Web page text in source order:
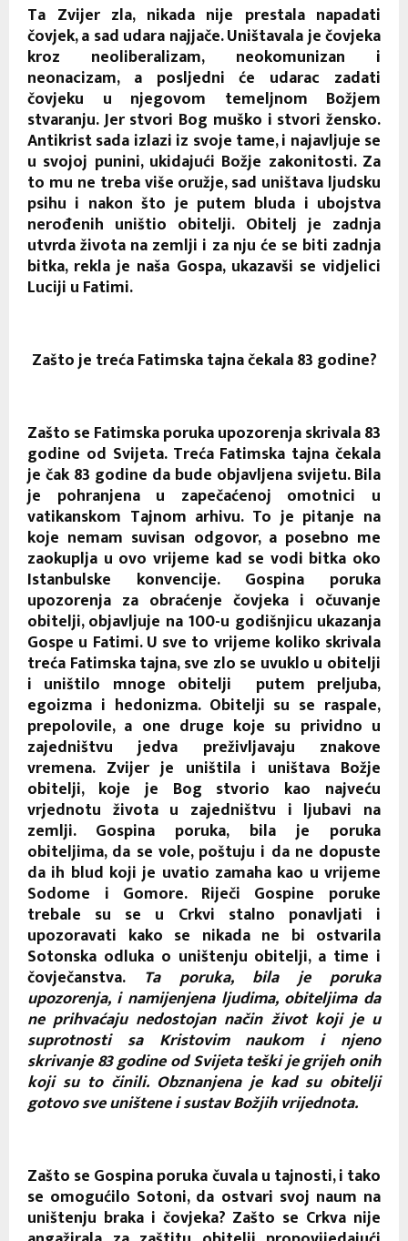
Ta Zvijer zla, nikada nije prestala napadati
čovjek, a sad udara najjače. Uništavala je čovjeka
kroz neoliberalizam, neokomunizan i
neonacizam, a posljedni će udarac zadati
čovjeku u njegovom temeljnom Božjem
stvaranju. Jer stvori Bog muško i stvori žensko.
Antikrist sada izlazi iz svoje tame, i najavljuje se
u svojoj punini, ukidajući Božje zakonitosti. Za
to mu ne treba više oružje, sad uništava ljudsku
psihu i nakon što je putem bluda i ubojstva
nerođenih uništio obitelji. Obitelj je zadnja
utvrda života na zemlji i za nju će se biti zadnja
bitka, rekla je naša Gospa, ukazavši se vidjelici
Luciji u Fatimi.
Zašto je treća Fatimska tajna čekala 83 godine?
Zašto se Fatimska poruka upozorenja skrivala 83
godine od Svijeta. Treća Fatimska tajna čekala
je čak 83 godine da bude objavljena svijetu. Bila
je pohranjena u zapečaćenoj omotnici u
vatikanskom Tajnom arhivu. To je pitanje na
koje nemam suvisan odgovor, a posebno me
zaokuplja u ovo vrijeme kad se vodi bitka oko
Istanbulske konvencije. Gospina poruka
upozorenja za obraćenje čovjeka i očuvanje
obitelji, objavljuje na 100-u godišnjicu ukazanja
Gospe u Fatimi. U sve to vrijeme koliko skrivala
treća Fatimska tajna, sve zlo se uvuklo u obitelji
i uništilo mnoge obitelji putem preljuba,
egoizma i hedonizma. Obitelji su se raspale,
prepolovile, a one druge koje su prividno u
zajedništvu jedva preživljavaju znakove
vremena. Zvijer je uništila i uništava Božje
obitelji, koje je Bog stvorio kao najveću
vrjednotu života u zajedništvu i ljubavi na
zemlji. Gospina poruka, bila je poruka
obiteljima, da se vole, poštuju i da ne dopuste
da ih blud koji je uvatio zamaha kao u vrijeme
Sodome i Gomore. Riječi Gospine poruke
trebale su se u Crkvi stalno ponavljati i
upozoravati kako se nikada ne bi ostvarila
Sotonska odluka o uništenju obitelji, a time i
čovječanstva. Ta poruka, bila je poruka
upozorenja, i namijenjena ljudima, obiteljima da
ne prihvaćaju nedostojan način život koji je u
suprotnosti sa Kristovim naukom i njeno
skrivanje 83 godine od Svijeta teški je grijeh onih
koji su to činili. Obznanjena je kad su obitelji
gotovo sve uništene i sustav Božjih vrijednota.
Zašto se Gospina poruka čuvala u tajnosti, i tako
se omogućilo Sotoni, da ostvari svoj naum na
uništenju braka i čovjeka? Zašto se Crkva nije